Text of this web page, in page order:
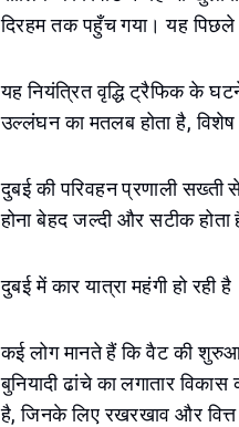
दिरहम तक पहुँच गया। यह पिछले
यह नियंत्रित वृद्धि ट्रैफिक के
उल्लंघन का मतलब होता है,
दुबई की परिवहन प्रणाली सख्ती
होना बेहद जल्दी और सटीक होता
दुबई में कार यात्रा महंगी हो रही है
कई लोग मानते हैं कि वैट की
बुनियादी ढांचे का लगातार
है, जिनके लिए रखरखाव और